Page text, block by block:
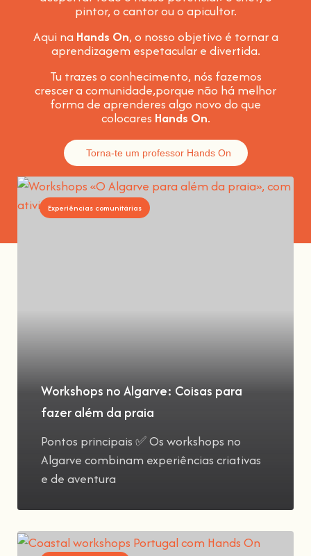
pintor, o cantor ou o apicultor.
Aqui na Hands On, o nosso objetivo é tornar a
aprendizagem espetacular e divertida.
Tu trazes o conhecimento, nós fazemos
crescer a comunidade,porque não há melhor
forma de aprenderes algo novo do que
colocares Hands On.
Torna-te um professor Hands On
Experiências comunitárias
Workshops no Algarve: Coisas para
fazer além da praia
Pontos principais ✅ Os workshops no
Algarve combinam experiências criativas
e de aventura